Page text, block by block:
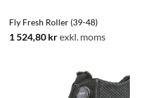
Fly Fresh Roller (39-48)
1 524,80 krexkl. moms